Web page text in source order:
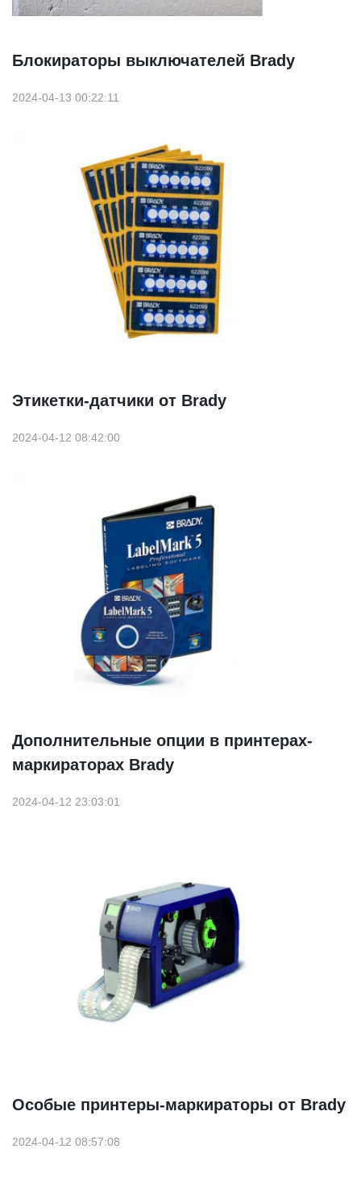
Блокираторы выключателей Brady
2024-04-13 00:22:11
Этикетки-датчики от Brady
2024-04-12 08:42:00
Дополнительные опции в принтерах-
маркираторах Brady
2024-04-12 23:03:01
Особые принтеры-маркираторы от Brady
2024-04-12 08:57:08